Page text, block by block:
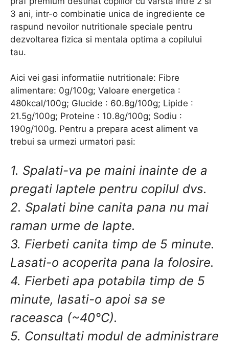
3 ani, intr-o combinatie unica de ingrediente ce
raspund nevoilor nutritionale speciale pentru
dezvoltarea fizica si mentala optima a copilului
tau.
Aici vei gasi informatiie nutritionale: Fibre
alimentare: 0g/100g; Valoare energetica :
480kcal/100g; Glucide : 60.8g/100g; Lipide :
21.5g/100g; Proteine : 10.8g/100g; Sodiu :
190g/100g. Pentru a prepara acest aliment va
trebui sa urmezi urmatori pasi:
1. Spalati-va pe maini inainte de a
pregati laptele pentru copilul dvs.
2. Spalati bine canita pana nu mai
raman urme de lapte.
3. Fierbeti canita timp de 5 minute.
Lasati-o acoperita pana la folosire.
4. Fierbeti apa potabila timp de 5
minute, lasati-o apoi sa se
raceasca (~40°C).
5. Consultati modul de administrare